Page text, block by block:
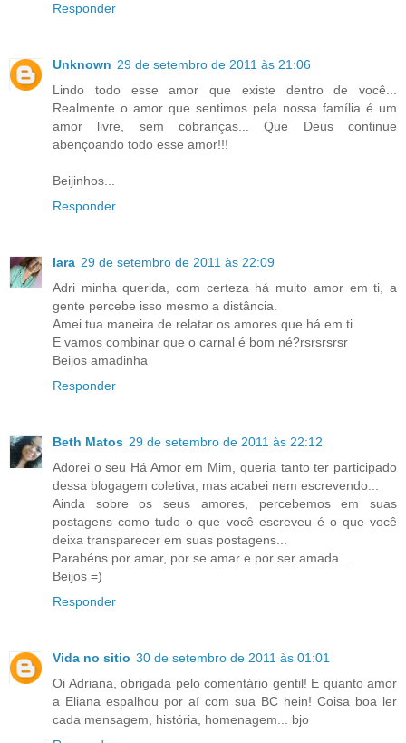
Responder
Unknown 29 de setembro de 2011 às 21:06
Lindo todo esse amor que existe dentro de você...
Realmente o amor que sentimos pela nossa família é um
amor livre, sem cobranças... Que Deus continue
abençoando todo esse amor!!!
Beijinhos...
Responder
Iara 29 de setembro de 2011 às 22:09
Adri minha querida, com certeza há muito amor em ti, a
gente percebe isso mesmo a distância.
Amei tua maneira de relatar os amores que há em ti.
E vamos combinar que o carnal é bom né?rsrsrsrsr
Beijos amadinha
Responder
Beth Matos 29 de setembro de 2011 às 22:12
Adorei o seu Há Amor em Mim, queria tanto ter participado
dessa blogagem coletiva, mas acabei nem escrevendo...
Ainda sobre os seus amores, percebemos em suas
postagens como tudo o que você escreveu é o que você
deixa transparecer em suas postagens...
Parabéns por amar, por se amar e por ser amada...
Beijos =)
Responder
Vida no sitio 30 de setembro de 2011 às 01:01
Oi Adriana, obrigada pelo comentário gentil! E quanto amor
a Eliana espalhou por aí com sua BC hein! Coisa boa ler
cada mensagem, história, homenagem... bjo